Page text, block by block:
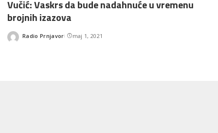
Vučić: Vaskrs da bude nadahnuće u vremenu
brojnih izazova
Posted
Radio Prnjavor maj 1, 2021